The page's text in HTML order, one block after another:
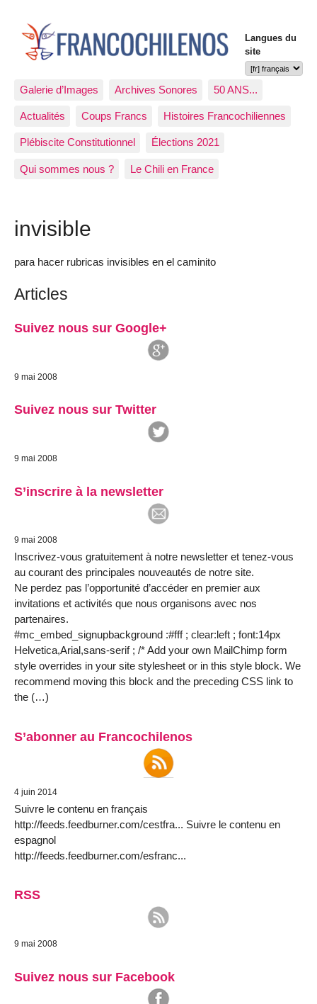
Langues du
site
Galerie d’Images Archives Sonores 50 ANS...
Actualités Coups Francs Histoires Francochiliennes
Plébiscite Constitutionnel Élections 2021
Qui sommes nous ? Le Chili en France
invisible
para hacer rubricas invisibles en el caminito
Articles
Suivez nous sur Google+
9 mai 2008
Suivez nous sur Twitter
9 mai 2008
S’inscrire à la newsletter
9 mai 2008
Inscrivez-vous gratuitement à notre newsletter et tenez-vous
au courant des principales nouveautés de notre site.
Ne perdez pas l’opportunité d’accéder en premier aux
invitations et activités que nous organisons avec nos
partenaires.
#mc_embed_signupbackground :#fff ; clear:left ; font:14px
Helvetica,Arial,sans-serif ; /* Add your own MailChimp form
style overrides in your site stylesheet or in this style block. We
recommend moving this block and the preceding CSS link to
the (…)
S’abonner au Francochilenos
4 juin 2014
Suivre le contenu en français
http://feeds.feedburner.com/cestfra... Suivre le contenu en
espagnol
http://feeds.feedburner.com/esfranc...
RSS
9 mai 2008
Suivez nous sur Facebook